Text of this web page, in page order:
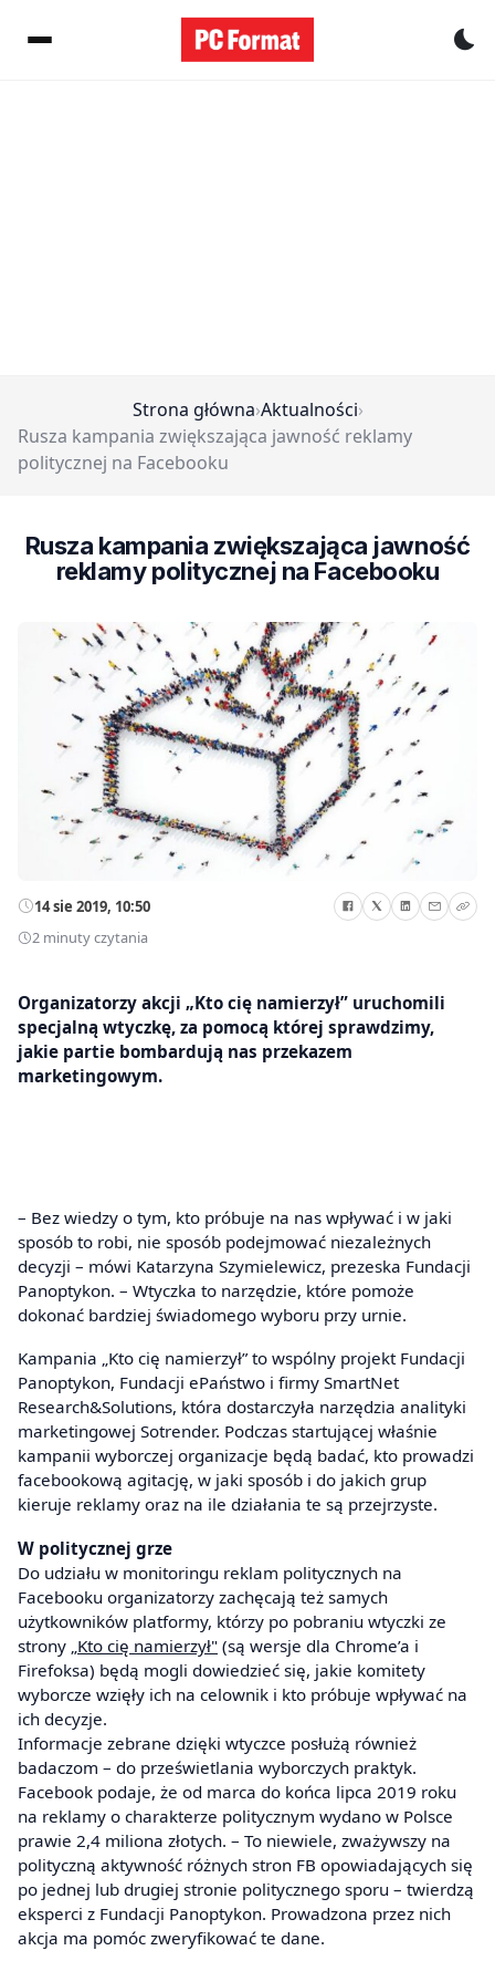
Strona główna›Aktualności›
Rusza kampania zwiększająca jawność reklamy
politycznej na Facebooku
Rusza kampania zwiększająca jawność
reklamy politycznej na Facebooku
14 sie 2019, 10:50
2 minuty czytania
Organizatorzy akcji „Kto cię namierzył” uruchomili
specjalną wtyczkę, za pomocą której sprawdzimy,
jakie partie bombardują nas przekazem
marketingowym.
– Bez wiedzy o tym, kto próbuje na nas wpływać i w jaki
sposób to robi, nie sposób podejmować niezależnych
decyzji – mówi Katarzyna Szymielewicz, prezeska Fundacji
Panoptykon. – Wtyczka to narzędzie, które pomoże
dokonać bardziej świadomego wyboru przy urnie.
Kampania „Kto cię namierzył” to wspólny projekt Fundacji
Panoptykon, Fundacji ePaństwo i firmy SmartNet
Research&Solutions, która dostarczyła narzędzia analityki
marketingowej Sotrender. Podczas startującej właśnie
kampanii wyborczej organizacje będą badać, kto prowadzi
facebookową agitację, w jaki sposób i do jakich grup
kieruje reklamy oraz na ile działania te są przejrzyste.
W politycznej grze
Do udziału w monitoringu reklam politycznych na
Facebooku organizatorzy zachęcają też samych
użytkowników platformy, którzy po pobraniu wtyczki ze
strony „Kto cię namierzył" (są wersje dla Chrome’a i
Firefoksa) będą mogli dowiedzieć się, jakie komitety
wyborcze wzięły ich na celownik i kto próbuje wpływać na
ich decyzje.
Informacje zebrane dzięki wtyczce posłużą również
badaczom – do prześwietlania wyborczych praktyk.
Facebook podaje, że od marca do końca lipca 2019 roku
na reklamy o charakterze politycznym wydano w Polsce
prawie 2,4 miliona złotych. – To niewiele, zważywszy na
polityczną aktywność różnych stron FB opowiadających się
po jednej lub drugiej stronie politycznego sporu – twierdzą
eksperci z Fundacji Panoptykon. Prowadzona przez nich
akcja ma pomóc zweryfikować te dane.